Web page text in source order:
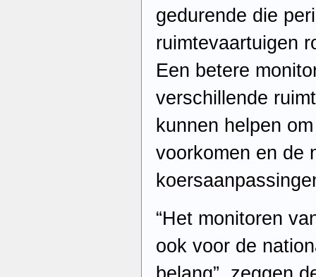
gedurende die
ruimtevaartuigen
Een betere
verschillende
kunnen helpen
voorkomen en de
“Het monitoren
ook voor de